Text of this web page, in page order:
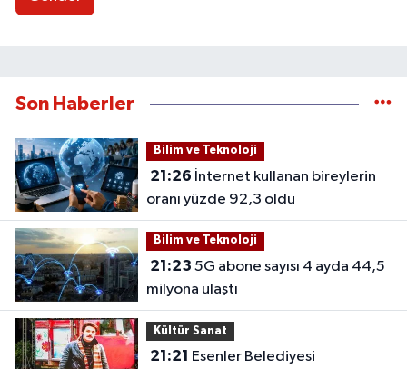
Son Haberler
Bilim ve Teknoloji
21:26
oranı yüzde 92,3 oldu
Bilim ve Teknoloji
21:23
milyona ulaştı
Kültür Sanat
21:21